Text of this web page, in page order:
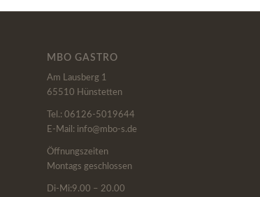
MBO GASTRO
Am Lausberg 1
65510 Hünstetten
Tel.: 06126-5019644
E-Mail: info@mbo-s.de
Öffnungszeiten
Montags geschlossen
Di-Mi:9.00 – 20.00